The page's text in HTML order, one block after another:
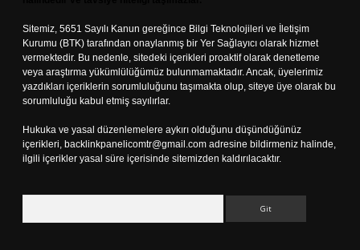
Sitemiz, 5651 Sayılı Kanun gereğince Bilgi Teknolojileri ve İletişim
Kurumu (BTK) tarafından onaylanmış bir Yer Sağlayıcı olarak hizmet
vermektedir. Bu nedenle, sitedeki içerikleri proaktif olarak denetleme
veya araştırma yükümlülüğümüz bulunmamaktadır. Ancak, üyelerimiz
yazdıkları içeriklerin sorumluluğunu taşımakta olup, siteye üye olarak bu
sorumluluğu kabul etmiş sayılırlar.
Hukuka ve yasal düzenlemelere aykırı olduğunu düşündüğünüz
içerikleri, backlinkpanelicomtr@gmail.com adresine bildirmeniz halinde,
ilgili içerikler yasal süre içerisinde sitemizden kaldırılacaktır.